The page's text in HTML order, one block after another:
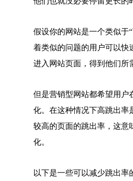
假设你的网站是一个类似于
着类似的问题的用户可以快
进入网站页面，得到他们所
但是营销型网站都希望用户
化。在这种情况下高跳出率
较高的页面的跳出率，这意
化。
以下是一些可以减少跳出